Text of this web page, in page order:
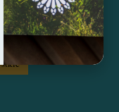
Instagram
Możesz również
się tylko na